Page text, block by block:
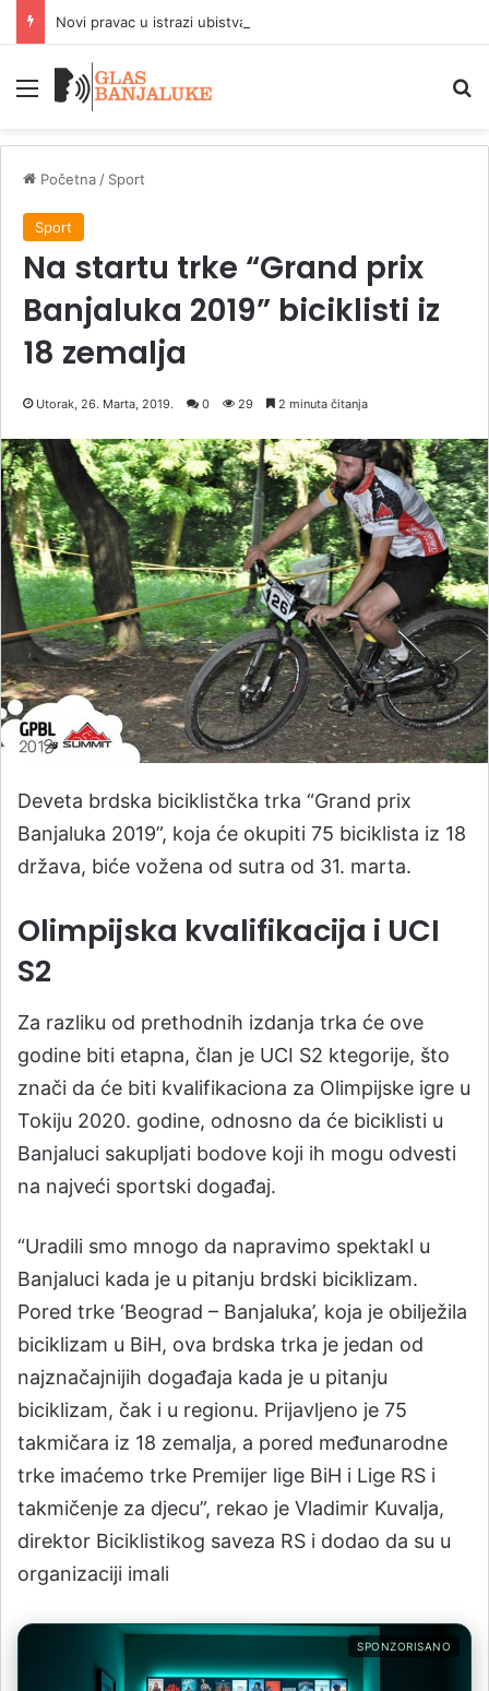
Novi pravac u istrazi ubistva En Vidikomb
Meni
Početna / Sport
Sport
Na startu trke “Grand prix
Banjaluka 2019” biciklisti iz
18 zemalja
Utorak, 26. Marta, 2019. 0 29 2 minuta čitanja
Deveta brdska biciklistčka trka “Grand prix
Banjaluka 2019”, koja će okupiti 75 biciklista iz 18
država, biće vožena od sutra od 31. marta.
Olimpijska kvalifikacija i UCI
S2
Za razliku od prethodnih izdanja trka će ove
godine biti etapna, član je UCI S2 ktegorije, što
znači da će biti kvalifikaciona za Olimpijske igre u
Tokiju 2020. godine, odnosno da će biciklisti u
Banjaluci sakupljati bodove koji ih mogu odvesti
na najveći sportski događaj.
“Uradili smo mnogo da napravimo spektakl u
Banjaluci kada je u pitanju brdski biciklizam.
Pored trke ‘Beograd – Banjaluka’, koja je obilježila
biciklizam u BiH, ova brdska trka je jedan od
najznačajnijih događaja kada je u pitanju
biciklizam, čak i u regionu. Prijavljeno je 75
takmičara iz 18 zemalja, a pored međunarodne
trke imaćemo trke Premijer lige BiH i Lige RS i
takmičenje za djecu”, rekao je Vladimir Kuvalja,
direktor Biciklistikog saveza RS i dodao da su u
organizaciji imali
SPONZORISANO